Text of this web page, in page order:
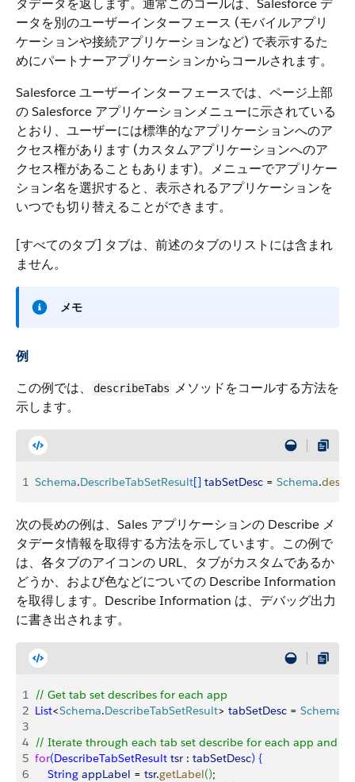
タデータを返します。通常このコールは、Salesforce デ
ータを別のユーザーインターフェース (モバイルアプリ
ケーションや接続アプリケーションなど) で表示するた
めにパートナーアプリケーションからコールされます。
Salesforce ユーザーインターフェースでは、ページ上部
の Salesforce アプリケーションメニューに示されている
とおり、ユーザーには標準的なアプリケーションへのア
クセス権があります (カスタムアプリケーションへのア
クセス権があることもあります)。メニューでアプリケー
ション名を選択すると、表示されるアプリケーションを
いつでも切り替えることができます。
[すべてのタブ] タブは、前述のタブのリストには含まれ
ません。
メモ
例
この例では、
describeTabs メソッドをコールする方法を
示します。
1 Schema.DescribeTabSetResult[] tabSetDesc = Schema.
次の長めの例は、Sales アプリケーションの Describe メ
タデータ情報を取得する方法を示しています。この例で
は、各タブのアイコンの URL、タブがカスタムであるか
どうか、および色などについての Describe Information
を取得します。Describe Information は、デバッグ出力
に書き出されます。
1 // Get tab set describes for each app
2 List<Schema.DescribeTabSetResult> tabSetDesc = Schema
3
4 // Iterate through each tab set describe for each app and
5 for(DescribeTabSetResult tsr : tabSetDesc) {
6
    String
appLabel = tsr.getLabel();